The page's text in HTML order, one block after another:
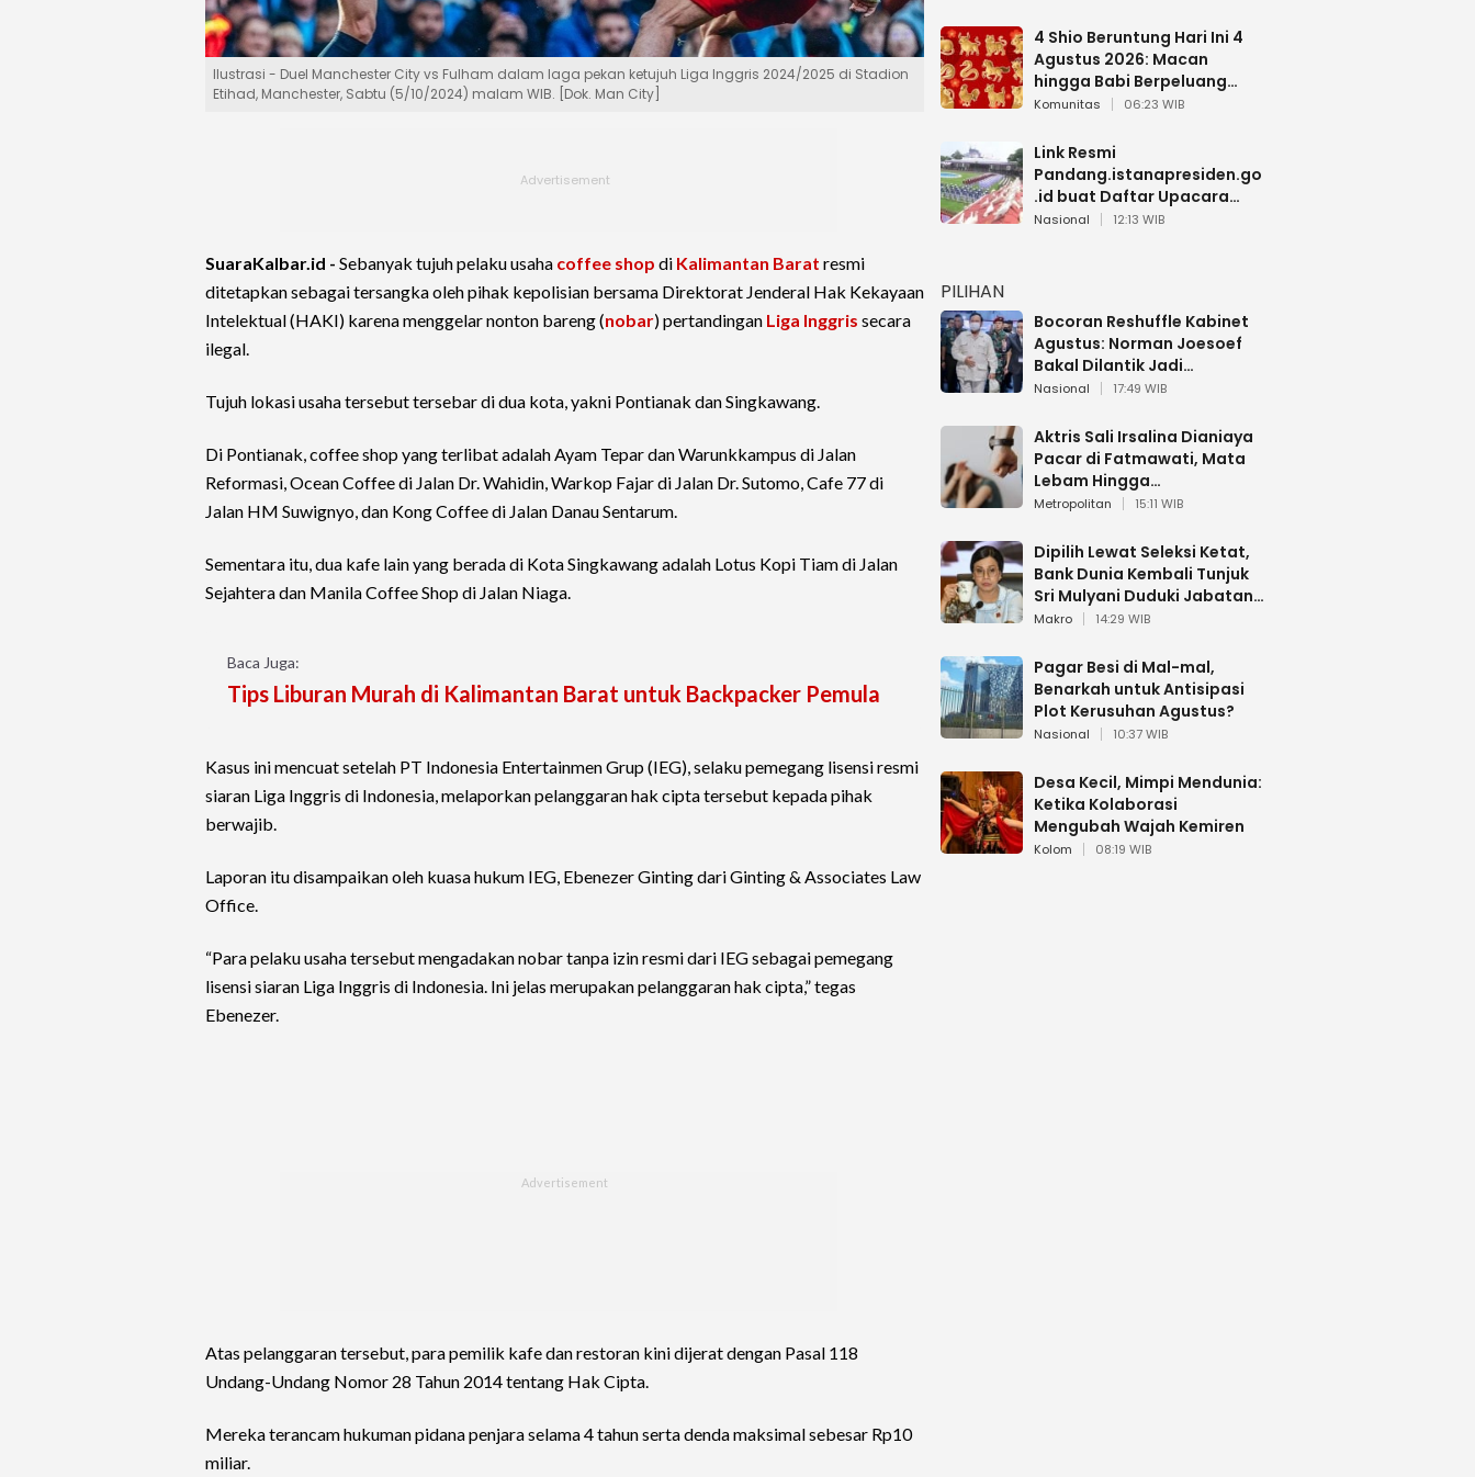
Ilustrasi - Duel Manchester City vs Fulham dalam laga pekan ketujuh Liga Inggris 2024/2025 di Stadion
Etihad, Manchester, Sabtu (5/10/2024) malam WIB. [Dok. Man City]
SuaraKalbar.id - Sebanyak tujuh pelaku usaha coffee shop di Kalimantan Barat resmi
ditetapkan sebagai tersangka oleh pihak kepolisian bersama Direktorat Jenderal Hak Kekayaan
Intelektual (HAKI) karena menggelar nonton bareng (nobar) pertandingan Liga Inggris secara
ilegal.
Tujuh lokasi usaha tersebut tersebar di dua kota, yakni Pontianak dan Singkawang.
Di Pontianak, coffee shop yang terlibat adalah Ayam Tepar dan Warunkkampus di Jalan
Reformasi, Ocean Coffee di Jalan Dr. Wahidin, Warkop Fajar di Jalan Dr. Sutomo, Cafe 77 di
Jalan HM Suwignyo, dan Kong Coffee di Jalan Danau Sentarum.
Sementara itu, dua kafe lain yang berada di Kota Singkawang adalah Lotus Kopi Tiam di Jalan
Sejahtera dan Manila Coffee Shop di Jalan Niaga.
Baca Juga:
Tips Liburan Murah di Kalimantan Barat untuk Backpacker Pemula
Kasus ini mencuat setelah PT Indonesia Entertainmen Grup (IEG), selaku pemegang lisensi resmi
siaran Liga Inggris di Indonesia, melaporkan pelanggaran hak cipta tersebut kepada pihak
berwajib.
Laporan itu disampaikan oleh kuasa hukum IEG, Ebenezer Ginting dari Ginting & Associates Law
Office.
“Para pelaku usaha tersebut mengadakan nobar tanpa izin resmi dari IEG sebagai pemegang
lisensi siaran Liga Inggris di Indonesia. Ini jelas merupakan pelanggaran hak cipta,” tegas
Ebenezer.
Atas pelanggaran tersebut, para pemilik kafe dan restoran kini dijerat dengan Pasal 118
Undang-Undang Nomor 28 Tahun 2014 tentang Hak Cipta.
Mereka terancam hukuman pidana penjara selama 4 tahun serta denda maksimal sebesar Rp10
miliar.
4 Shio Beruntung Hari Ini 4
Agustus 2026: Macan
hingga Babi Berpeluang
Dapat Kabar Baik
Komunitas 06:23 WIB
Link Resmi
Pandang.istanapresiden.go
.id buat Daftar Upacara
Bendera HUT RI di Istana
Nasional 12:13 WIB
PILIHAN
Bocoran Reshuffle Kabinet
Agustus: Norman Joesoef
Bakal Dilantik Jadi
Wamenhan RI
Nasional 17:49 WIB
Aktris Sali Irsalina Dianiaya
Pacar di Fatmawati, Mata
Lebam Hingga
Diselamatkan Polantas
Metropolitan 15:11 WIB
Dipilih Lewat Seleksi Ketat,
Bank Dunia Kembali Tunjuk
Sri Mulyani Duduki Jabatan
Strategis
Makro 14:29 WIB
Pagar Besi di Mal-mal,
Benarkah untuk Antisipasi
Plot Kerusuhan Agustus?
Nasional 10:37 WIB
Desa Kecil, Mimpi Mendunia:
Ketika Kolaborasi
Mengubah Wajah Kemiren
Kolom 08:19 WIB